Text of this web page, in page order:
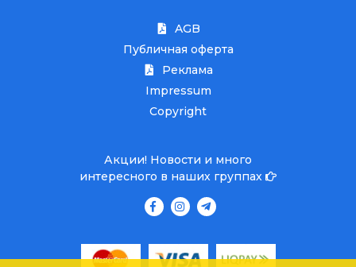
AGB
Публичная оферта
Реклама
Impressum
Copyright
Акции! Новости и много
интересного в наших группах